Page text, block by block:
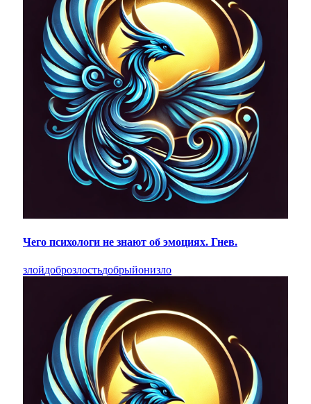
Чего психологи не знают об эмоциях. Гнев.
злойдоброзлостьдобрыйонизло